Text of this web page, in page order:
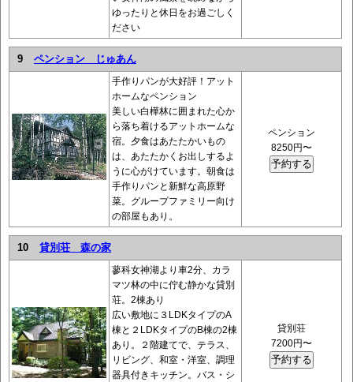
ゆったりと休日をお過ごしく
ださい
9 ペンション じゅあん
手作りパンが大好評！アット
ホームなペンション
美しい白樺林に囲まれた心か
ら落ち着けるアットホームな
宿。夕食はあたたかいもの
は、あたたかくお出しするよ
うに心がけています。朝食は
手作りパンと新鮮な高原野
菜。グループファミリー向け
の部屋もあり。
ペンション
8250円〜
10 貸別荘 森の家
蓼科女神湖より車2分、カラ
マツ林の中に佇む静かな貸別
荘。2棟あり
広い敷地に３LDKタイプのA
棟と２LDKタイプのB棟の2棟
あり。２階建てで、テラス、
リビング、和室・洋室、調理
器具付きキッチン。バス・シ
貸別荘
7200円〜